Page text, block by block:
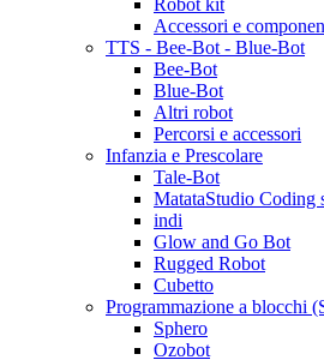
Accessori e
TTS - Bee-Bot - Blue-Bot
Bee-Bot
Blue-Bot
Altri robot
Percorsi e accessori
Infanzia e Prescolare
Tale-Bot
MatataStudio Coding
indi
Glow and Go Bot
Rugged Robot
Cubetto
Programmazione a blocchi
Sphero
Ozobot